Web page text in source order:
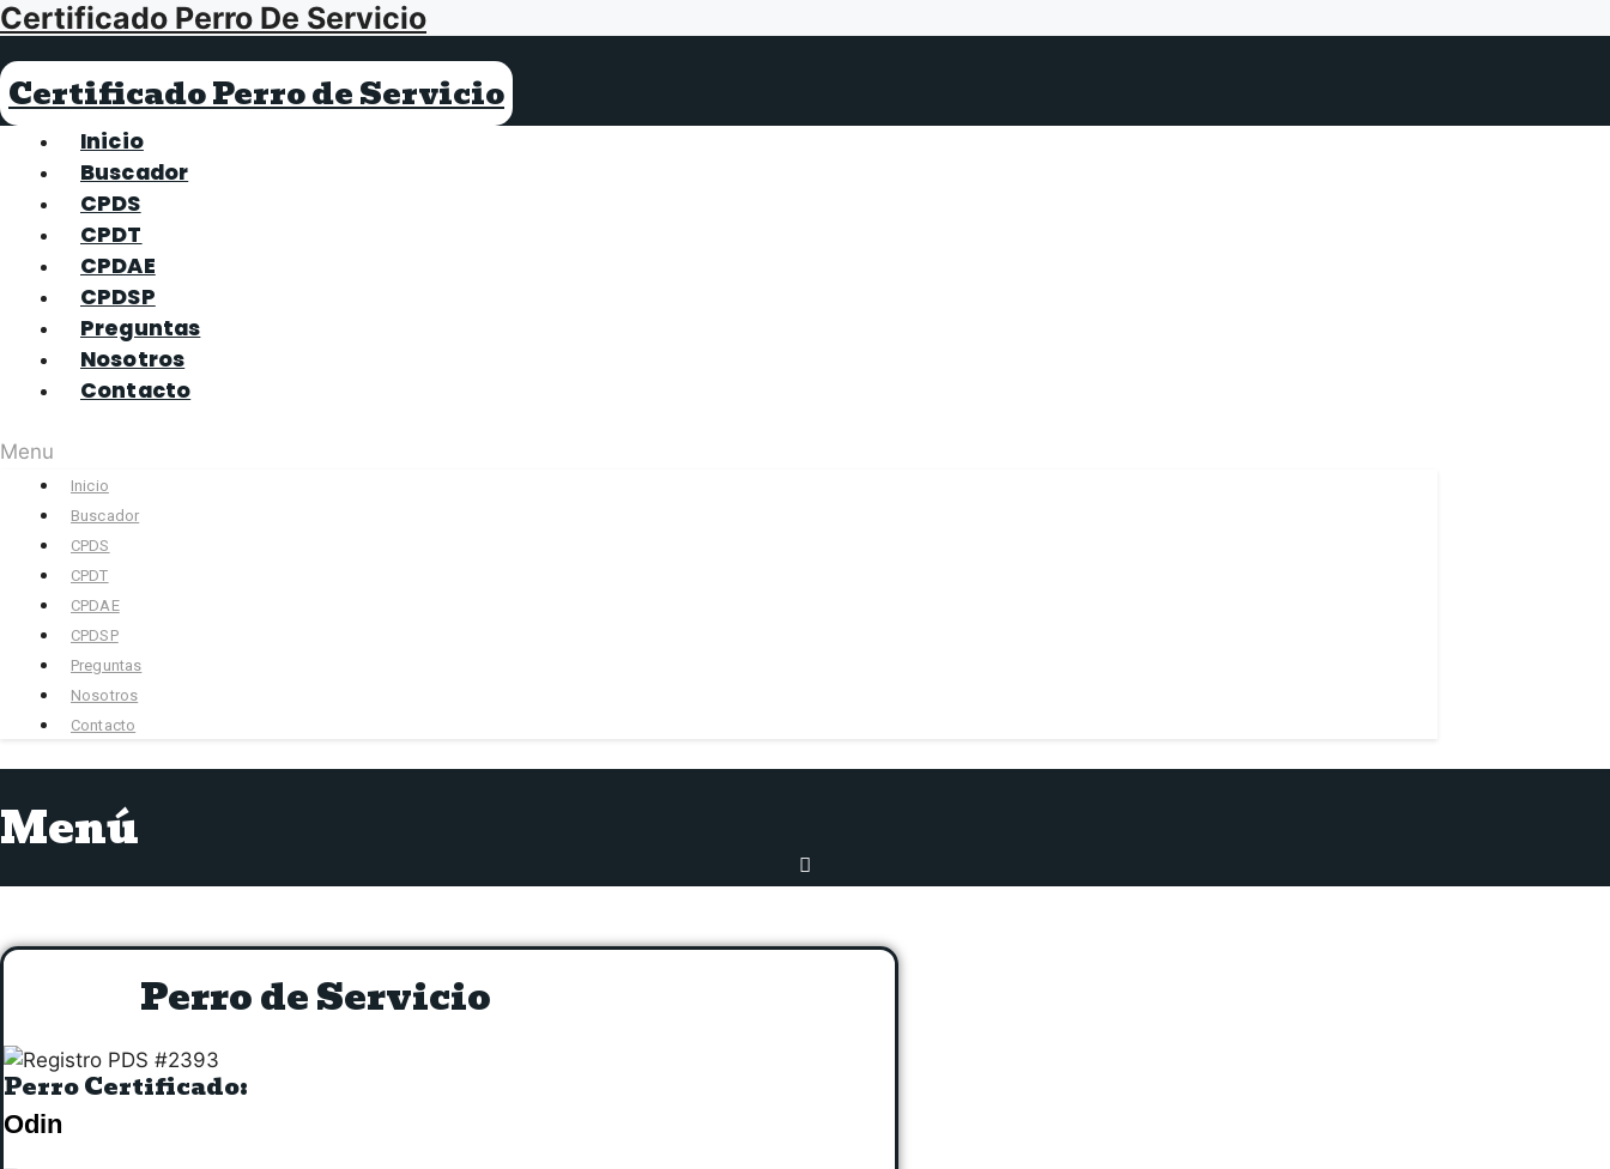
Saltar
al
contenido
Certificado Perro De Servicio
Certificado Perro de Servicio
Inicio
Buscador
CPDS
CPDT
CPDAE
CPDSP
Preguntas
Nosotros
Contacto
Menu
Inicio
Buscador
CPDS
CPDT
CPDAE
CPDSP
Preguntas
Nosotros
Contacto
Menú
Perro de Servicio
Perro Certificado:
Odin